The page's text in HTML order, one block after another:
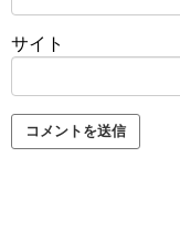
サイト